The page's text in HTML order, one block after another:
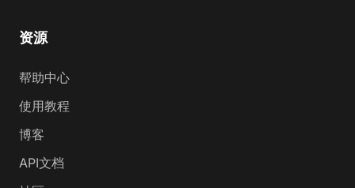
资源
帮助中心
使用教程
博客
API文档